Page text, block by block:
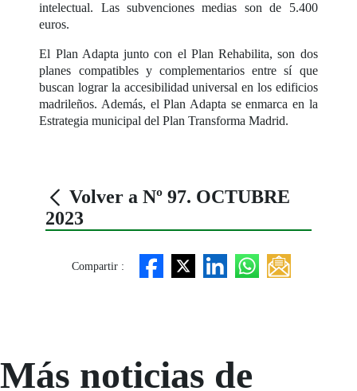
intelectual. Las subvenciones medias son de 5.400
euros.
El Plan Adapta junto con el Plan Rehabilita, son dos
planes compatibles y complementarios entre sí que
buscan lograr la accesibilidad universal en los edificios
madrileños. Además, el Plan Adapta se enmarca en la
Estrategia municipal del Plan Transforma Madrid.
Volver a Nº 97. OCTUBRE
2023
Compartir :
Más noticias de